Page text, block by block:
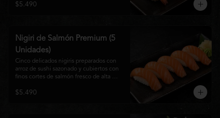
Su textura suave, frescura y sabor natural
$5.490
Nigiri de Salmón Premium (5
Unidades)
Cinco delicados nigiris preparados con
arroz de sushi sazonado y cubiertos con
finos cortes de salmón fresco de alta
gastronomía japonesa que destaca por su
$5.490